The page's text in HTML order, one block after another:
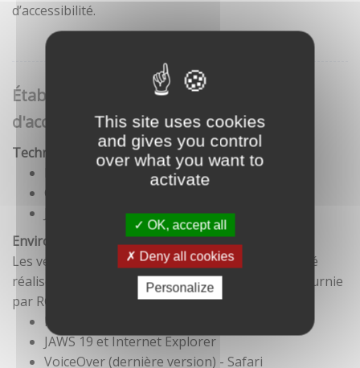
This site uses cookies
and gives you control
over what you want to
activate
OK, accept all
Deny all cookies
Personalize
d’accessibilité.
Établissement de cette déclaration
d'accessibilité
Technologies utilisées pour la réalisation du site
CSS
Environnement de test
Les vérifications de restitution de contenus ont été
réalisées conformément à la base de référence fournie
par RGAA 3.
Firefox et NVDA
JAWS 19 et Internet Explorer
VoiceOver (dernière version) - Safari